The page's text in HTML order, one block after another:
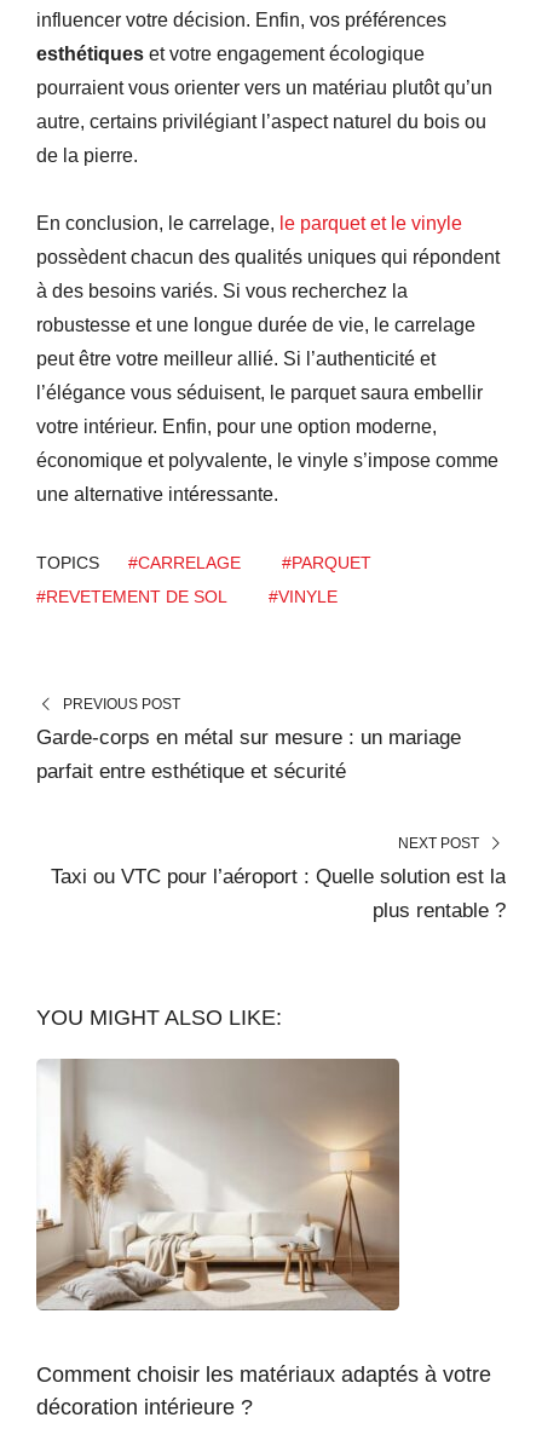
influencer votre décision. Enfin, vos préférences
esthétiques et votre engagement écologique
pourraient vous orienter vers un matériau plutôt qu’un
autre, certains privilégiant l’aspect naturel du bois ou
de la pierre.
En conclusion, le carrelage, le parquet et le vinyle
possèdent chacun des qualités uniques qui répondent
à des besoins variés. Si vous recherchez la
robustesse et une longue durée de vie, le carrelage
peut être votre meilleur allié. Si l’authenticité et
l’élégance vous séduisent, le parquet saura embellir
votre intérieur. Enfin, pour une option moderne,
économique et polyvalente, le vinyle s’impose comme
une alternative intéressante.
TOPICS #CARRELAGE
#PARQUET
#REVETEMENT DE SOL
#VINYLE
PREVIOUS POST
Garde-corps en métal sur mesure : un mariage
parfait entre esthétique et sécurité
NEXT POST
Taxi ou VTC pour l’aéroport : Quelle solution est la
plus rentable ?
YOU MIGHT ALSO LIKE:
Comment choisir les matériaux adaptés à votre
décoration intérieure ?